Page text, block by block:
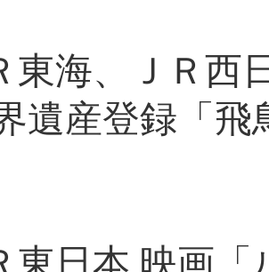
東海、ＪＲ西
遺産登録「
東日本 映画